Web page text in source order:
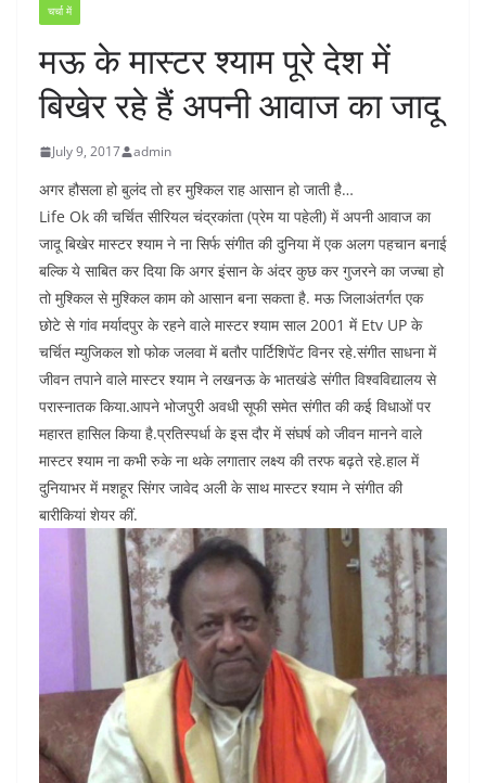
चर्चा में
मऊ के मास्टर श्याम पूरे देश में
बिखेर रहे हैं अपनी आवाज का जादू
July 9, 2017 admin
अगर हौसला हो बुलंद तो हर मुश्किल राह आसान हो जाती है…
Life Ok की चर्चित सीरियल चंद्रकांता (प्रेम या पहेली) में अपनी आवाज का
जादू बिखेर मास्टर श्याम ने ना सिर्फ संगीत की दुनिया में एक अलग पहचान बनाई
बल्कि ये साबित कर दिया कि अगर इंसान के अंदर कुछ कर गुजरने का जज्बा हो
तो मुश्किल से मुश्किल काम को आसान बना सकता है. मऊ जिलाअंतर्गत एक
छोटे से गांव मर्यादपुर के रहने वाले मास्टर श्याम साल 2001 में Etv UP के
चर्चित म्युजिकल शो फोक जलवा में बतौर पार्टिशिपेंट विनर रहे.संगीत साधना में
जीवन तपाने वाले मास्टर श्याम ने लखनऊ के भातखंडे संगीत विश्वविद्यालय से
परास्नातक किया.आपने भोजपुरी अवधी सूफी समेत संगीत की कई विधाओं पर
महारत हासिल किया है.प्रतिस्पर्धा के इस दौर में संघर्ष को जीवन मानने वाले
मास्टर श्याम ना कभी रुके ना थके लगातार लक्ष्य की तरफ बढ़ते रहे.हाल में
दुनियाभर में मशहूर सिंगर जावेद अली के साथ मास्टर श्याम ने संगीत की
बारीकियां शेयर कीं.